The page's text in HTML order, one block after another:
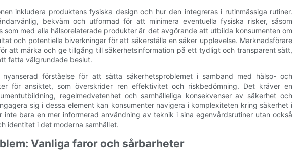
inkludera produktens fysiska design och hur den integreras i rutinmässiga rutiner.
bekväm och utformad för att minimera eventuella fysiska risker, såsom
som med alla hälsorelaterade produkter är det avgörande att utbilda konsumenten om
och potentiella biverkningar för att säkerställa en säker upplevelse. Marknadsförare
att märka och ge tillgång till säkerhetsinformation på ett tydligt och transparent sätt,
fatta välgrundade beslut.
förståelse för att sätta säkerhetsproblemet i samband med hälso- och
för ansiktet, som överskrider ren effektivitet och riskbedömning. Det kräver en
regelmedvetenhet och samhälleliga konsekvenser av säkerhet och
sig i dessa element kan konsumenter navigera i komplexiteten kring säkerhet i
inte bara en mer informerad användning av teknik i sina egenvårdsrutiner utan också
identitet i det moderna samhället.
Vanliga faror och sårbarheter